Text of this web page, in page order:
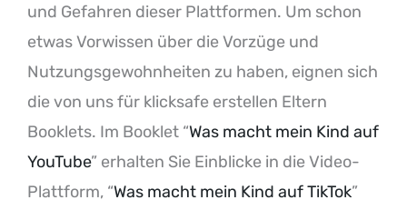
und Gefahren dieser Plattformen. Um schon
etwas Vorwissen über die Vorzüge und
Nutzungsgewohnheiten zu haben, eignen sich
die von uns für klicksafe erstellen Eltern
Booklets. Im Booklet “Was macht mein Kind auf
YouTube” erhalten Sie Einblicke in die Video-
Plattform, “Was macht mein Kind auf TikTok”